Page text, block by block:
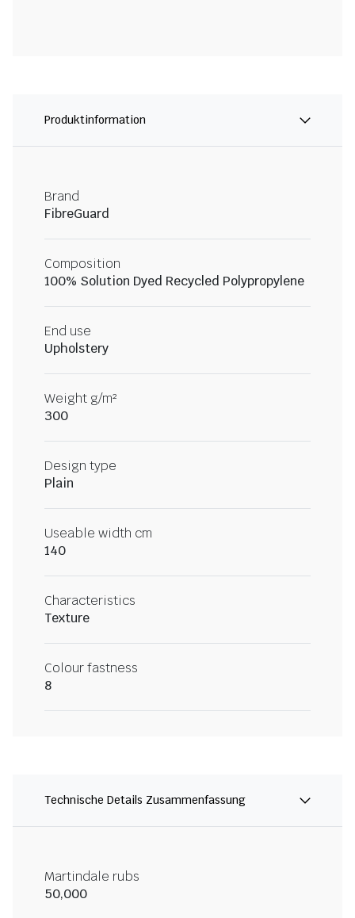
Produktinformation
Brand
FibreGuard
Composition
100% Solution Dyed Recycled Polypropylene
End use
Upholstery
Weight g/m²
300
Design type
Plain
Useable width cm
140
Characteristics
Texture
Colour fastness
8
Technische Details Zusammenfassung
Martindale rubs
50,000